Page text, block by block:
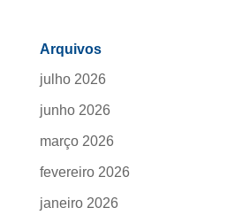
Arquivos
julho 2026
junho 2026
março 2026
fevereiro 2026
janeiro 2026